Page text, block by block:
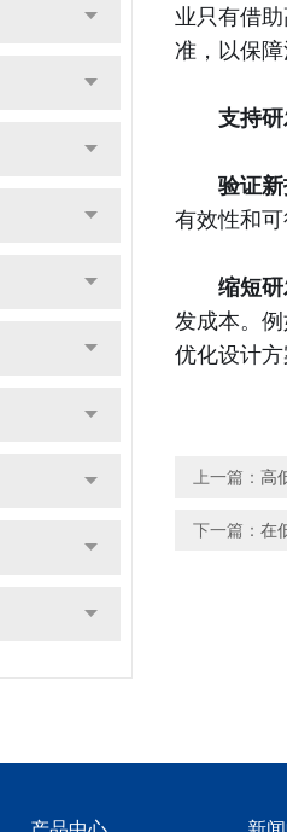
业只有借
准，以保
支持
验证
有效性和
缩短
发成本。
优化设计
上一篇： 高
下一篇： 在